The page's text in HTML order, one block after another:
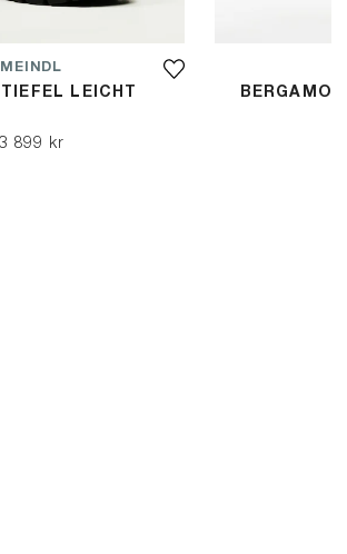
MEINDL
LEICHT
3 899 kr
BERGAMO